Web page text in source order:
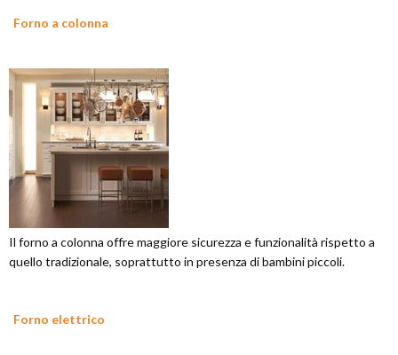
Forno a colonna
Il forno a colonna offre maggiore sicurezza e funzionalità rispetto a
quello tradizionale, soprattutto in presenza di bambini piccoli.
Forno elettrico